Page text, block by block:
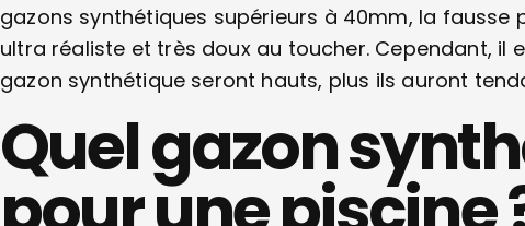
gazons synthétiques supérieurs à 40mm, la
ultra réaliste et très doux au toucher. Cependant, il
gazon synthétique seront hauts, plus ils auront
Quel gazon